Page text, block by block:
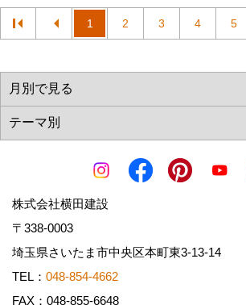
1 2 3 4 5
株式会社横田建設
〒338-0003
埼玉県さいたま市中央区本町東3-13-14
TEL： 048-854-4662
FAX：048-855-6648